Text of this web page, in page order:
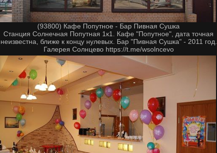
(93800) Кафе Попутное - Бар Пивная Сушка
Станция Солнечная Попутная 1к1. Кафе "Попутное", дата точная
неизвестна, ближе к концу нулевых. Бар "Пивная Сушка" - 2011 год.
Галерея Солнцево https://t.me/wsolncevo